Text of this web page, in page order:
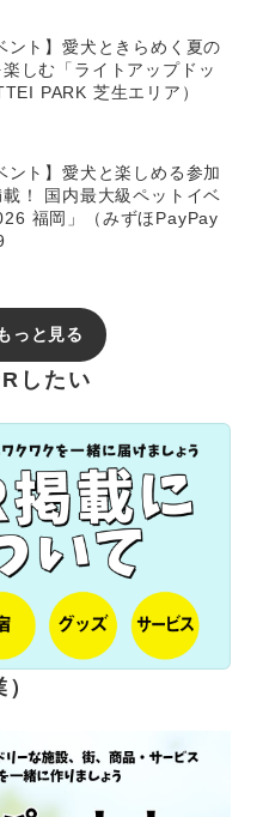
ント】愛犬ときらめく夏の
しむ「ライトアップドッ
PARK 芝生エリア）
ント】愛犬と楽しめる参加
！ 国内最大級ペットイベ
福岡」（みずほPayPay
っと見る
したい